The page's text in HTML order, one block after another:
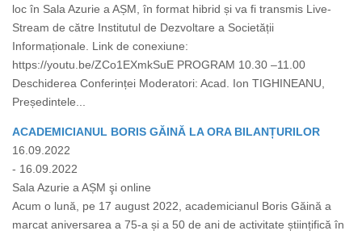
loc în Sala Azurie a AȘM, în format hibrid și va fi transmis Live-
Stream de către Institutul de Dezvoltare a Societății
Informaționale. Link de conexiune:
https://youtu.be/ZCo1EXmkSuE PROGRAM 10.30 –11.00
Deschiderea Conferinței Moderatori: Acad. Ion TIGHINEANU,
Președintele...
ACADEMICIANUL BORIS GĂINĂ LA ORA BILANȚURILOR
16.09.2022
- 16.09.2022
Sala Azurie a AȘM şi online
Acum o lună, pe 17 august 2022, academicianul Boris Găină a
marcat aniversarea a 75-a și a 50 de ani de activitate științifică în